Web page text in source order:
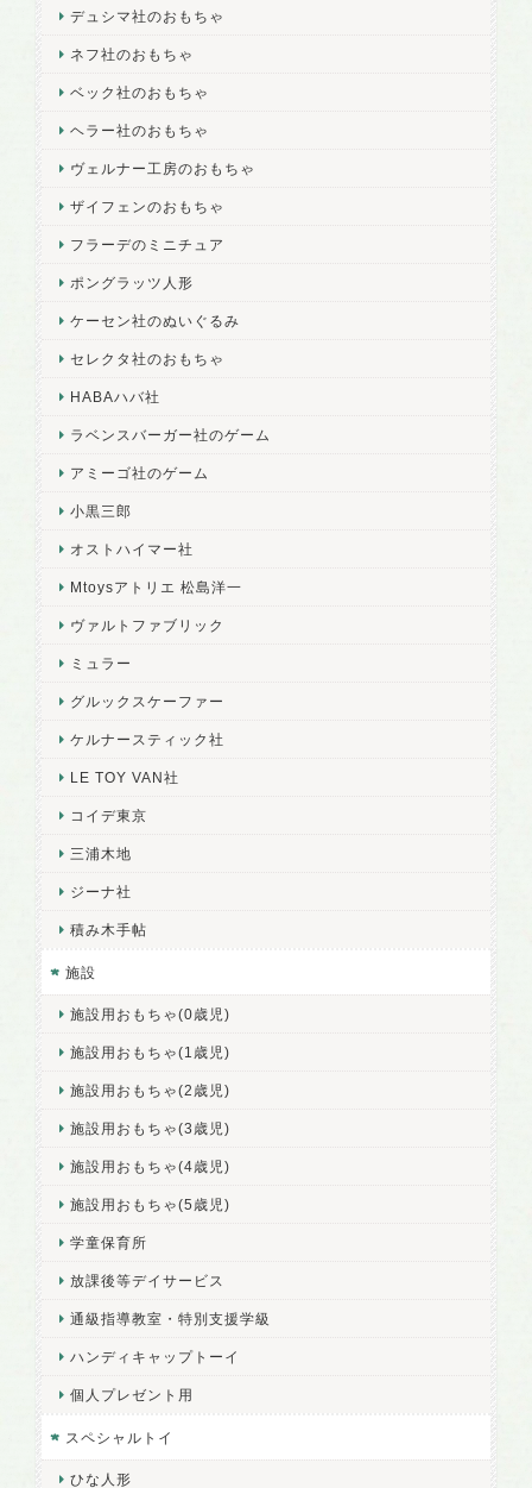
デュシマ社のおもちゃ
ネフ社のおもちゃ
ベック社のおもちゃ
ヘラー社のおもちゃ
ヴェルナー工房のおもちゃ
ザイフェンのおもちゃ
フラーデのミニチュア
ポングラッツ人形
ケーセン社のぬいぐるみ
セレクタ社のおもちゃ
HABAハバ社
ラベンスバーガー社のゲーム
アミーゴ社のゲーム
小黒三郎
オストハイマー社
Mtoysアトリエ 松島洋一
ヴァルトファブリック
ミュラー
グルックスケーファー
ケルナースティック社
LE TOY VAN社
コイデ東京
三浦木地
ジーナ社
積み木手帖
施設
施設用おもちゃ(0歳児)
施設用おもちゃ(1歳児)
施設用おもちゃ(2歳児)
施設用おもちゃ(3歳児)
施設用おもちゃ(4歳児)
施設用おもちゃ(5歳児)
学童保育所
放課後等デイサービス
通級指導教室・特別支援学級
ハンディキャップトーイ
個人プレゼント用
スペシャルトイ
ひな人形